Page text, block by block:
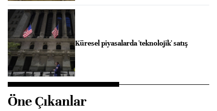
Küresel piyasalarda 'teknolojik' satış
Öne Çıkanlar